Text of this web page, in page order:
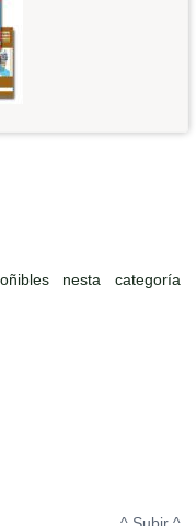
nesta categoría
^ Subir ^